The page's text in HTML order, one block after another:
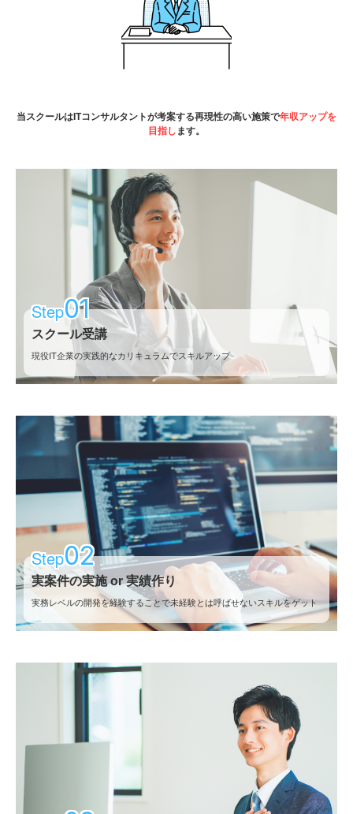
当スクールはITコンサルタントが考案する再現性の高い施策で年収アップを
目指します。
Step01
スクール受講
現役IT企業の実践的なカリキュラムでスキルアップ
Step02
実案件の実施 or 実績作り
実務レベルの開発を経験することで未経験とは呼ばせないスキルをゲット